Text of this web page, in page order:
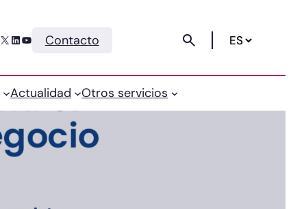
X LinkedIn YouTube Contacto
Actualidad Otros servicios